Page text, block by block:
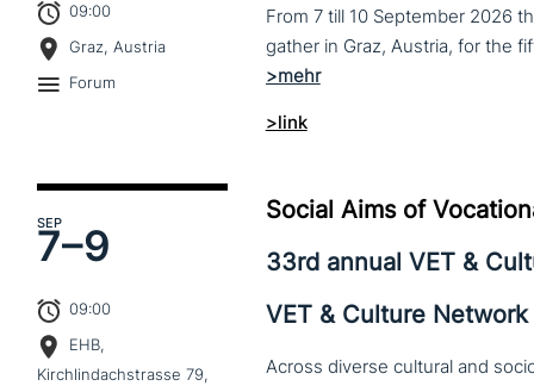
09:00
Graz, Austria
Forum
From 7 till 10 September 2026
>link
SEP
7–9
09:00
EHB,
Kirchlindachstrasse 79,
Social Aims of
33rd annual VET &
VET & Culture Network
Across diverse cultural and